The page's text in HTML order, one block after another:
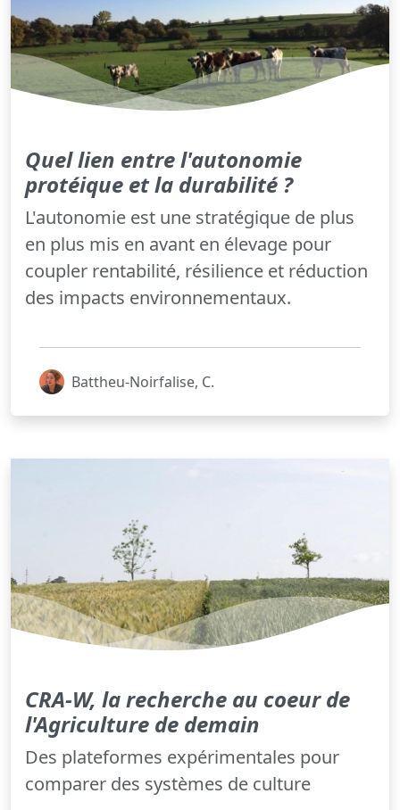
Quel lien entre l'autonomie
protéique et la durabilité ?
L'autonomie est une stratégique de plus
en plus mis en avant en élevage pour
coupler rentabilité, résilience et réduction
des impacts environnementaux.
Battheu-Noirfalise, C.
CRA-W, la recherche au coeur de
l'Agriculture de demain
Des plateformes expérimentales pour
comparer des systèmes de culture